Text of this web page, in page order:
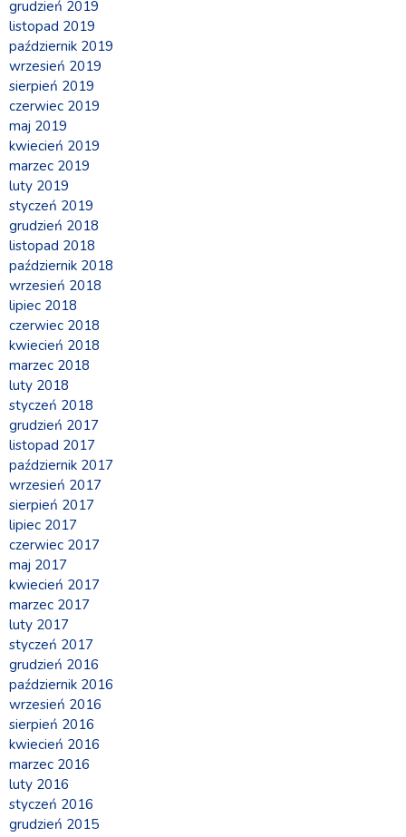
grudzień 2019
listopad 2019
październik 2019
wrzesień 2019
sierpień 2019
czerwiec 2019
maj 2019
kwiecień 2019
marzec 2019
luty 2019
styczeń 2019
grudzień 2018
listopad 2018
październik 2018
wrzesień 2018
lipiec 2018
czerwiec 2018
kwiecień 2018
marzec 2018
luty 2018
styczeń 2018
grudzień 2017
listopad 2017
październik 2017
wrzesień 2017
sierpień 2017
lipiec 2017
czerwiec 2017
maj 2017
kwiecień 2017
marzec 2017
luty 2017
styczeń 2017
grudzień 2016
październik 2016
wrzesień 2016
sierpień 2016
kwiecień 2016
marzec 2016
luty 2016
styczeń 2016
grudzień 2015